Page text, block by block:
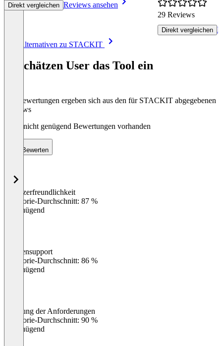
Direkt vergleichen Reviews ansehen
29 Reviews
Direkt vergleichen
Alle Alternativen zu STACKIT
So schätzen User das Tool ein
Die Bewertungen ergeben sich aus den für STACKIT abgegebenen
Reviews
Noch nicht genügend Bewertungen vorhanden
Bewerten
Benutzerfreundlichkeit
Kategorie-Durchschnitt: 87 %
Ungenügend
Kundensupport
Kategorie-Durchschnitt: 86 %
Ungenügend
Erfüllung der Anforderungen
Kategorie-Durchschnitt: 90 %
Ungenügend